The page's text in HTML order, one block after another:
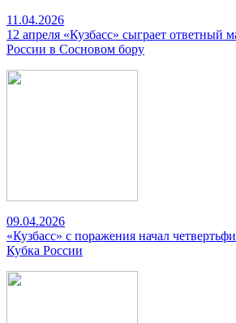
11.04.2026
12 апреля «Кузбасс» сыграет ответный
России в Сосновом бору
09.04.2026
«Кузбасс» с поражения начал
Кубка России